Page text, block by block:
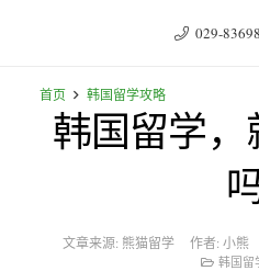
029-
首页 韩国留学攻略
韩国留学
文章来源: 熊猫留学 作者:小熊
韩国留